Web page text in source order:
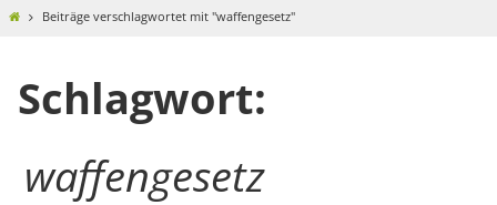
StartBeiträge verschlagwortet mit "waffengesetz"
Schlagwort:
waffengesetz